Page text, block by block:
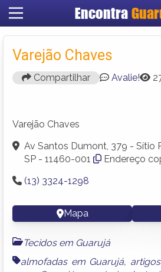
Encontra
Varejão Chaves
Compartilhar Avalie!
Varejão Chaves
Av Santos Dumont, 379 - Sítio
SP - 11460-001
Endereço
(13) 3324-1298
Mapa
Tecidos em Guarujá
almofadas em Guarujá,